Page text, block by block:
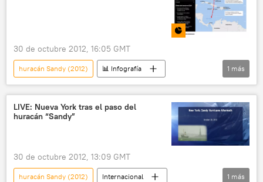
30 de octubre 2012, 16:05 GMT
huracán Sandy (2012)
📊 Infografía
Multimedia
1 más
LIVE: Nueva York tras el paso del
huracán “Sandy”
30 de octubre 2012, 13:09 GMT
huracán Sandy (2012)
Internacional
1 más